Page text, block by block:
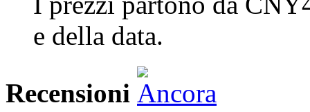
e della data.
Recensioni